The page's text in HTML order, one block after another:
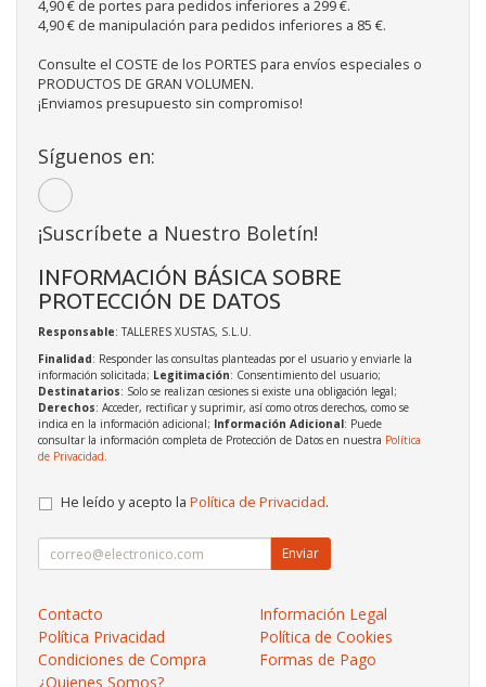
4,90 € de portes para pedidos inferiores a 299 €.
4,90 € de manipulación para pedidos inferiores a 85 €.
Consulte el COSTE de los PORTES para envíos especiales o
PRODUCTOS DE GRAN VOLUMEN.
¡Enviamos presupuesto sin compromiso!
Síguenos en:
¡Suscríbete a Nuestro Boletín!
INFORMACIÓN BÁSICA SOBRE
PROTECCIÓN DE DATOS
Responsable: TALLERES XUSTAS, S.L.U.
Finalidad: Responder las consultas planteadas por el usuario y enviarle la
información solicitada; Legitimación: Consentimiento del usuario;
Destinatarios: Solo se realizan cesiones si existe una obligación legal;
Derechos: Acceder, rectificar y suprimir, así como otros derechos, como se
indica en la información adicional; Información Adicional: Puede
consultar la información completa de Protección de Datos en nuestra Política
de Privacidad.
He leído y acepto la Política de Privacidad.
Enviar
Contacto
Información Legal
Política Privacidad
Política de Cookies
Condiciones de Compra
Formas de Pago
¿Quienes Somos?